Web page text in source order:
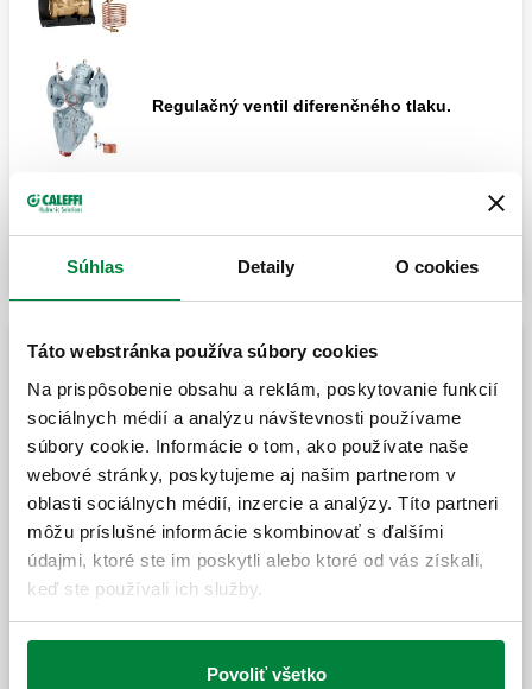
Súhlas Detaily O cookies
Táto webstránka používa súbory cookies
Na prispôsobenie obsahu a reklám, poskytovanie funkcií
sociálnych médií a analýzu návštevnosti používame
súbory cookie. Informácie o tom, ako používate naše
webové stránky, poskytujeme aj našim partnerom v
oblasti sociálnych médií, inzercie a analýzy. Títo partneri
môžu príslušné informácie skombinovať s ďalšími
údajmi, ktoré ste im poskytli alebo ktoré od vás získali,
keď ste používali ich služby.
Povoliť všetko
Regulačný ventil diferenčného tlaku.
Predregulačný a uzatvárací ventil.
Diferenciálny obtokový ventil
Nastaviteľný diferenčný obtokový ventil so
stupnicou.
Nastaviteľný diferenčný obtokový ventil so
stupnicou.